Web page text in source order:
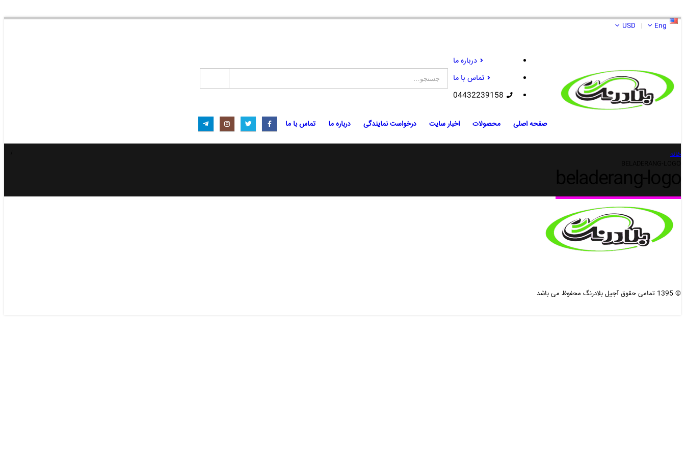
Eng
|
USD
درباره ما
تماس با ما
04432239158
صفحه اصلی محصولات اخبار سایت درخواست نمایندگی درباره ما تماس با ما
خانه
© 1395 تمامی حقوق آجیل بلادرنگ محفوظ می باشد